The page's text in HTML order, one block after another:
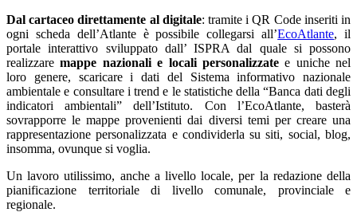
Dal cartaceo direttamente al digitale: tramite i QR Code inseriti in
ogni scheda dell’Atlante è possibile collegarsi all’EcoAtlante, il
portale interattivo sviluppato dall’ ISPRA dal quale si possono
realizzaremappe nazionali e locali personalizzatee uniche nel
loro genere, scaricare i dati del Sistema informativo nazionale
ambientale e consultare i trend e le statistiche della “Banca dati degli
indicatori ambientali” dell’Istituto. Con l’EcoAtlante, basterà
sovrapporre le mappe provenienti dai diversi temi per creare una
rappresentazione personalizzata e condividerla su siti, social, blog,
insomma, ovunque si voglia.
Un lavoro utilissimo, anche a livello locale, per la redazione della
pianificazione territoriale di livello comunale, provinciale e
regionale.